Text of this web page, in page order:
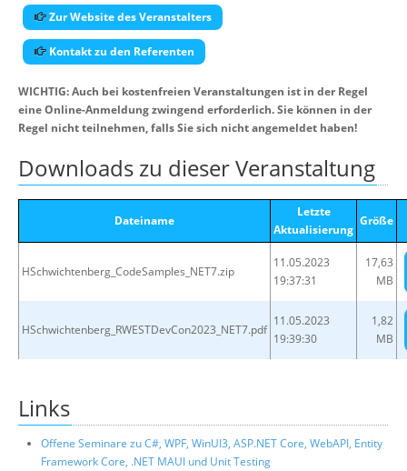
Zur Website des Veranstalters
Kontakt zu den Referenten
WICHTIG: Auch bei kostenfreien Veranstaltungen ist in der Regel
eine Online-Anmeldung zwingend erforderlich. Sie können in der
Regel nicht teilnehmen, falls Sie sich nicht angemeldet haben!
Downloads zu dieser Veranstaltung
Dateiname
Letzte
Aktualisierung
Größe
HSchwichtenberg_CodeSamples_NET7.zip
11.05.2023
19:37:31
17,63
MB
HSchwichtenberg_RWESTDevCon2023_NET7.pdf
11.05.2023
19:39:30
1,82
MB
Links
Offene Seminare zu C#, WPF, WinUI3, ASP.NET Core, WebAPI, Entity
Framework Core, .NET MAUI und Unit Testing